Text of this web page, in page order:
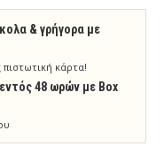
& γρήγορα με
κάρτα!
48 ωρών με Box